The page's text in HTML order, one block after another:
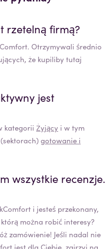
rzetelną firmą?
Otrzymywali średnio
że kupiliby tutaj
jest
kategorii Żyjący i w tym
gotowanie i
wszystkie recenzje.
i jesteś przekonany,
można robić interesy?
zamówienie! Jeśli nadal nie